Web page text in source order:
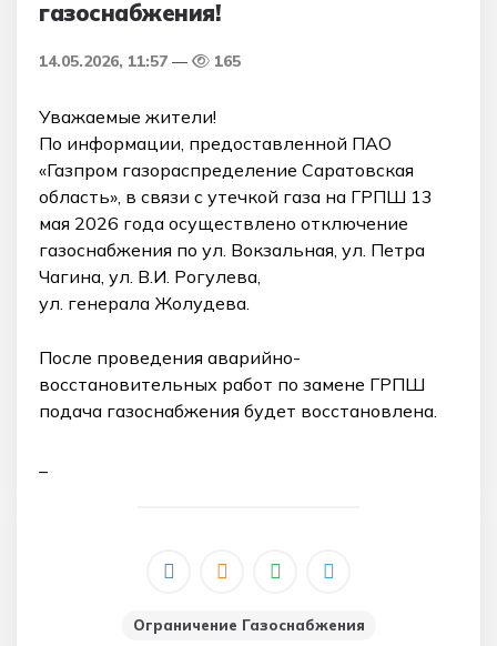
газоснабжения!
14.05.2026, 11:57 165
Уважаемые жители!
По информации, предоставленной ПАО
«Газпром газораспределение Саратовская
область», в связи с утечкой газа на ГРПШ 13
мая 2026 года осуществлено отключение
газоснабжения по ул. Вокзальная, ул. Петра
Чагина, ул. В.И. Рогулева,
ул. генерала Жолудева.
После проведения аварийно-
восстановительных работ по замене ГРПШ
подача газоснабжения будет восстановлена.
Ограничение Газоснабжения